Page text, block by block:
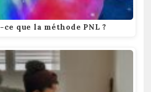
ce que la méthode PNL ?